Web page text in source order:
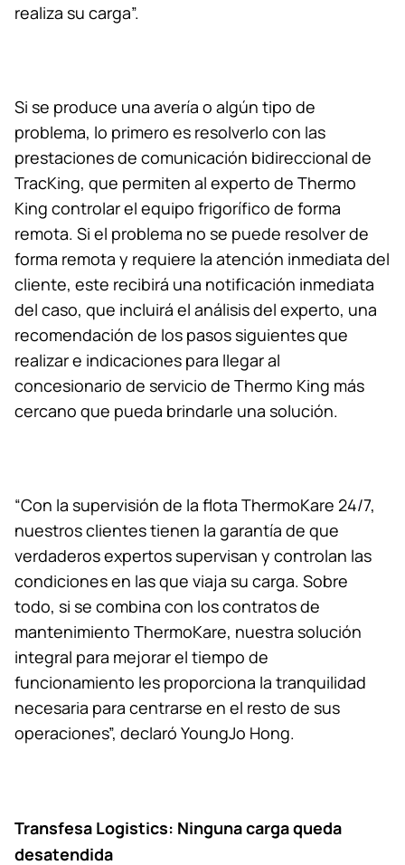
realiza su carga”.
Si se produce una avería o algún tipo de
problema, lo primero es resolverlo con las
prestaciones de comunicación bidireccional de
TracKing, que permiten al experto de Thermo
King controlar el equipo frigorífico de forma
remota. Si el problema no se puede resolver de
forma remota y requiere la atención inmediata del
cliente, este recibirá una notificación inmediata
del caso, que incluirá el análisis del experto, una
recomendación de los pasos siguientes que
realizar e indicaciones para llegar al
concesionario de servicio de Thermo King más
cercano que pueda brindarle una solución.
“Con la supervisión de la flota ThermoKare 24/7,
nuestros clientes tienen la garantía de que
verdaderos expertos supervisan y controlan las
condiciones en las que viaja su carga. Sobre
todo, si se combina con los contratos de
mantenimiento ThermoKare, nuestra solución
integral para mejorar el tiempo de
funcionamiento les proporciona la tranquilidad
necesaria para centrarse en el resto de sus
operaciones”, declaró YoungJo Hong.
Transfesa Logistics: Ninguna carga queda
desatendida